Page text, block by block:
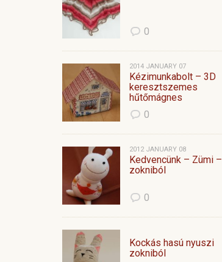
0
2014 JANUARY 07
Kézimunkabolt – 3D
keresztszemes
hűtőmágnes
0
2012 JANUARY 08
Kedvencünk – Zümi –
zokniból
0
Kockás hasú nyuszi
zokniból